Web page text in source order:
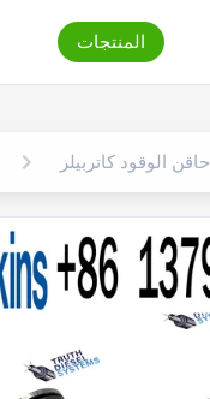
المنتجات
حاقن الوقود كاتربيلر